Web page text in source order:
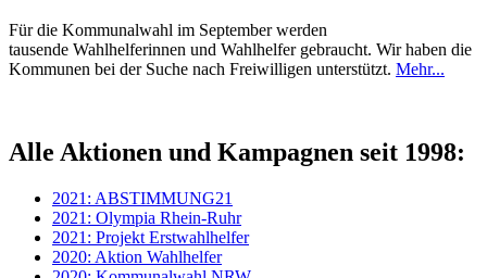
Für die Kommunalwahl im September werden
tausende Wahlhelferinnen und Wahlhelfer gebraucht. Wir haben die
Kommunen bei der Suche nach Freiwilligen unterstützt. Mehr...
Alle Aktionen und Kampagnen seit 1998:
2021: ABSTIMMUNG21
2021: Olympia Rhein-Ruhr
2021: Projekt Erstwahlhelfer
2020: Aktion Wahlhelfer